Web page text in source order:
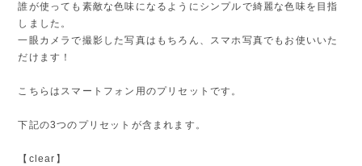
誰が使っても素敵な色味になるようにシンプルで綺麗な色味を目指
しました。
一眼カメラで撮影した写真はもちろん、スマホ写真でもお使いいた
だけます！
こちらはスマートフォン用のプリセットです。
下記の3つのプリセットが含まれます。
【clear】